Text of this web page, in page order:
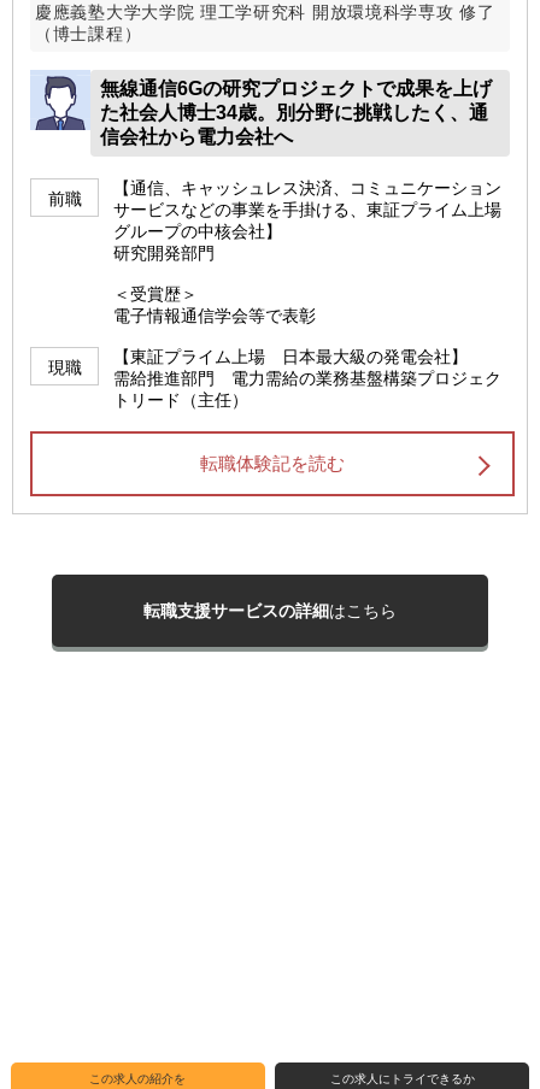
この求人の紹介を この求人にトライできるか
慶應義塾大学大学院 理工学研究科 開放環境科学専攻 修了
（博士課程）
無線通信6Gの研究プロジェクトで成果を上げ
た社会人博士34歳。別分野に挑戦したく、通
信会社から電力会社へ
前職
【通信、キャッシュレス決済、コミュニケーション
サービスなどの事業を手掛ける、東証プライム上場
グループの中核会社】
研究開発部門
＜受賞歴＞
電子情報通信学会等で表彰
現職
【東証プライム上場 日本最大級の発電会社】
需給推進部門 電力需給の業務基盤構築プロジェク
トリード（主任）
転職体験記を読む
転職支援サービスの詳細はこちら